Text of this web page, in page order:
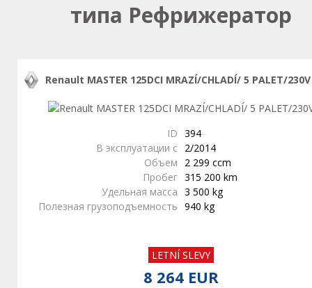
типа Рефрижератор
Renault MASTER 125DCI MRAZÍ/CHLADÍ/ 5 PALET/230V
ID 394
В эксплуатации с 2/2014
Объем
2 299 ccm
Пробег 315 200 km
Удельная масса 3 500 kg
Полезная грузоподъемность 940 kg
LETNÍ SLEVY
8 264 EUR